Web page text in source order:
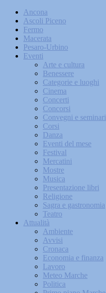
Ancona
Ascoli Piceno
Fermo
Macerata
Pesaro-Urbino
Eventi
Arte e cultura
Benessere
Categorie e luoghi
Cinema
Concerti
Concorsi
Convegni e seminari
Corsi
Danza
Eventi del mese
Festival
Mercatini
Mostre
Musica
Presentazione libri
Religione
Sagra e gastronomia
Teatro
Attualità
Ambiente
Avvisi
Cronaca
Economia e finanza
Lavoro
Meteo Marche
Politica